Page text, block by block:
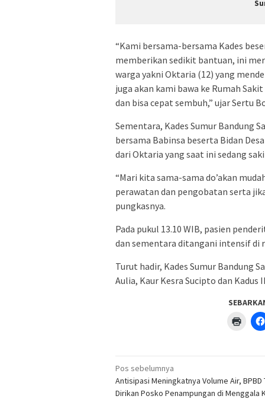
“Kami bersama-bersama Kades
memberikan sedikit bantuan, ini
warga yakni Oktaria (12) yang
juga akan kami bawa ke Rumah
dan bisa cepat sembuh,” ujar Sertu
Sementara, Kades Sumur Bandung
bersama Babinsa beserta Bidan
dari Oktaria yang saat ini sedang
“Mari kita sama-sama do’akan
perawatan dan pengobatan serta
pungkasnya.
Pada pukul 13.10 WIB, pasien
dan sementara ditangani intensif di
Turut hadir, Kades Sumur Bandung
Aulia, Kaur Kesra Sucipto dan Kadus
Klik
untuk
Navigasi
pos
Pos sebelumnya
Antisipasi Meningkatnya Volume Air, BPBD
Dirikan Posko Penampungan di Menggala